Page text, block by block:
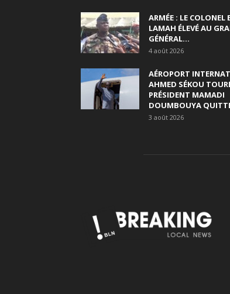
ARMÉE : LE COLONEL
LAMAH ÉLEVÉ AU
GÉNÉRAL...
4 août 2026
AÉROPORT
AHMED SÉKOU
PRÉSIDENT MAMADI
DOUMBOUYA
3 août 2026